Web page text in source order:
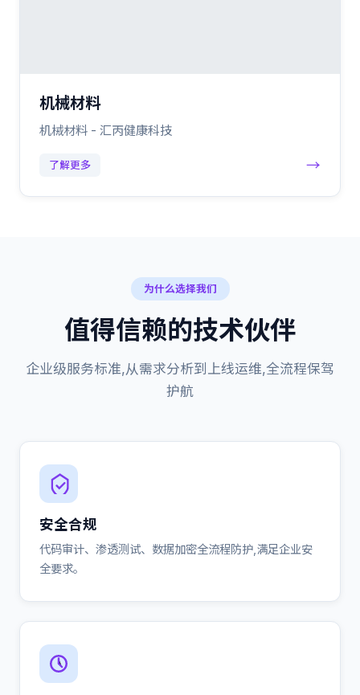
机械材料
机械材料 - 汇丙健康科技
了解更多 →
为什么选择我们
值得信赖的技术伙伴
企业级服务标准,从需求分析到上线运维,全流程保驾
护航
安全合规
代码审计、渗透测试、数据加密全流程防护,满足企业安
全要求。